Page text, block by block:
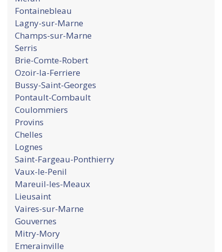
Fontainebleau
Lagny-sur-Marne
Champs-sur-Marne
Serris
Brie-Comte-Robert
Ozoir-la-Ferriere
Bussy-Saint-Georges
Pontault-Combault
Coulommiers
Provins
Chelles
Lognes
Saint-Fargeau-Ponthierry
Vaux-le-Penil
Mareuil-les-Meaux
Lieusaint
Vaires-sur-Marne
Gouvernes
Mitry-Mory
Emerainville